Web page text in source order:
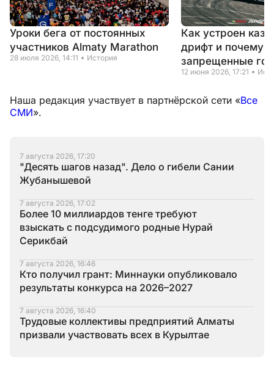
Уроки бега от постоянных
участников Almaty Marathon
28 июля 2026, 14:11 История
Как устроен
дрифт и почему
запрещенные
12 июня 2026, 17:21
Наша редакция участвует в партнёрской сети «Все
СМИ».
7 августа 2026, 17:20
"Десять шагов назад". Дело о гибели Сании
Жубанышевой
7 августа 2026, 17:02
Более 10 миллиардов тенге требуют
взыскать с подсудимого родные Нурай
Серикбай
7 августа 2026, 16:46
Кто получил грант: Миннауки опубликовало
результаты конкурса на 2026–2027
7 августа 2026, 16:40
Трудовые коллективы предприятий Алматы
призвали участвовать всех в Курылтае